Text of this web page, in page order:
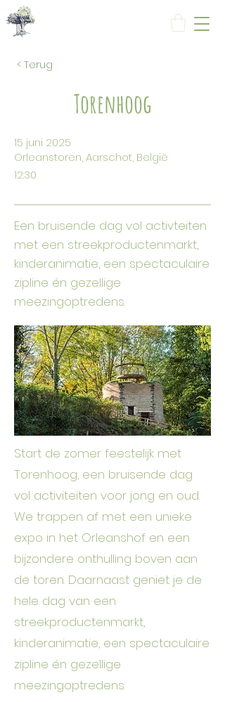
< Terug
Torenhoog
15 juni 2025
Orleanstoren, Aarschot, België
12:30
Een bruisende dag vol activteiten
met een streekproductenmarkt,
kinderanimatie, een spectaculaire
zipline én gezellige
meezingoptredens.
Start de zomer feestelijk met
Torenhoog, een bruisende dag
vol activiteiten voor jong en oud.
We trappen af met een unieke
expo in het Orleanshof en een
bijzondere onthulling boven aan
de toren. Daarnaast geniet je de
hele dag van een
streekproductenmarkt,
kinderanimatie, een spectaculaire
zipline én gezellige
meezingoptredens.